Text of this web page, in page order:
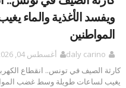
ويفسد الأغذية والماء
المواطنين
daly carino
أغسطس 04, 2026
كارثة الصيف في تونس.. انقطاع
يغيب لساعات طويلة وسط غضب